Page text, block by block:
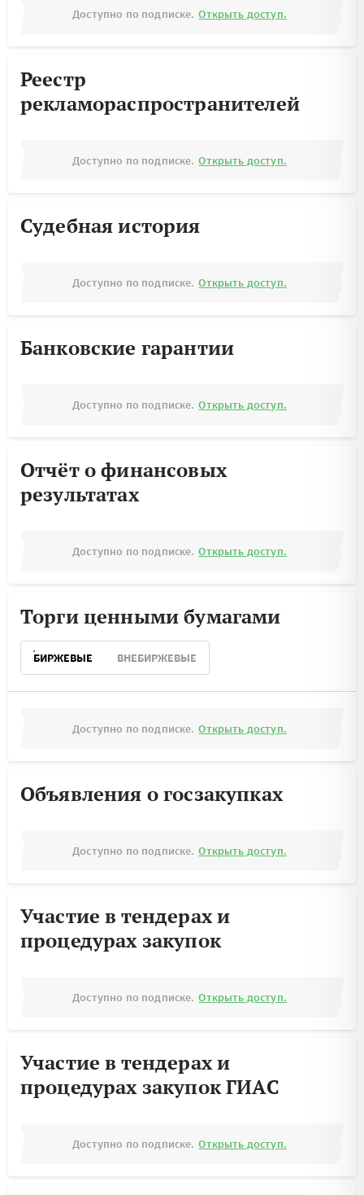
Доступно по подписке. Открыть доступ.
Реестр
рекламораспространителей
Доступно по подписке. Открыть доступ.
Судебная история
Доступно по подписке. Открыть доступ.
Банковские гарантии
Доступно по подписке. Открыть доступ.
Отчёт о финансовых
результатах
Доступно по подписке. Открыть доступ.
Торги ценными бумагами
БИРЖЕВЫЕ ВНЕБИРЖЕВЫЕ
Доступно по подписке. Открыть доступ.
Объявления о госзакупках
Доступно по подписке. Открыть доступ.
Участие в тендерах и
процедурах закупок
Доступно по подписке. Открыть доступ.
Участие в тендерах и
процедурах закупок ГИАС
Доступно по подписке. Открыть доступ.